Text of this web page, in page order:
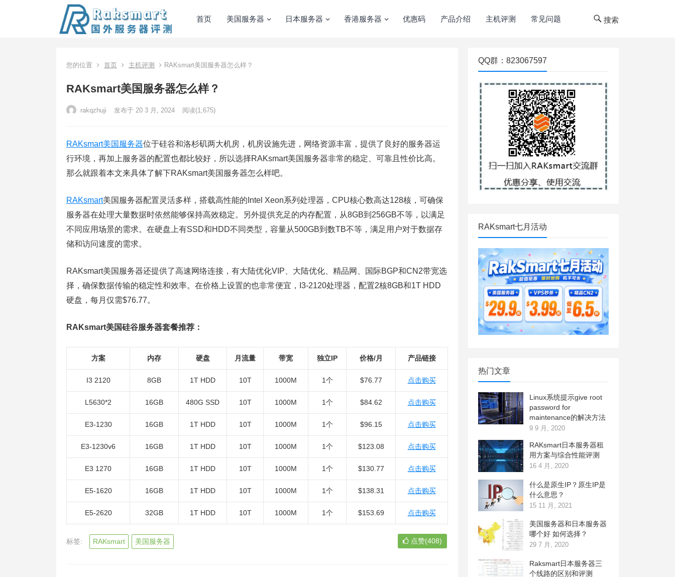
首页 美国服务器 日本服务器 香港服务器 优惠码 产品介绍 主机评测 常见问题 搜索
您的位置 首页 主机评测 RAKsmart美国服务器怎么样？
RAKsmart美国服务器怎么样？
rakqzhuji 发布于 20 3 月, 2024 阅读(1,675)
RAKsmart美国服务器位于硅谷和洛杉矶两大机房，机房设施先进，网络资源丰富，提供了良好的服务器运
行环境，再加上服务器的配置也都比较好，所以选择RAKsmart美国服务器非常的稳定、可靠且性价比高。
那么就跟着本文来具体了解下RAKsmart美国服务器怎么样吧。
RAKsmart美国服务器配置灵活多样，搭载高性能的Intel Xeon系列处理器，CPU核心数高达128核，可确保
服务器在处理大量数据时依然能够保持高效稳定。另外提供充足的内存配置，从8GB到256GB不等，以满足
不同应用场景的需求。在硬盘上有SSD和HDD不同类型，容量从500GB到数TB不等，满足用户对于数据存
储和访问速度的需求。
RAKsmart美国服务器还提供了高速网络连接，有大陆优化VIP、大陆优化、精品网、国际BGP和CN2带宽选
择，确保数据传输的稳定性和效率。在价格上设置的也非常便宜，I3-2120处理器，配置2核8GB和1T HDD
硬盘，每月仅需$76.77。
RAKsmart美国硅谷服务器套餐推荐：
方案 内存 硬盘 月流量 带宽 独立IP 价格/月 产品链接
I3 2120 8GB 1T HDD 10T 1000M 1个 $76.77 点击购买
L5630*2 16GB 480G SSD 10T 1000M 1个 $84.62 点击购买
E3-1230 16GB 1T HDD 10T 1000M 1个 $96.15 点击购买
E3-1230v6 16GB 1T HDD 10T 1000M 1个 $123.08 点击购买
E3 1270 16GB 1T HDD 10T 1000M 1个 $130.77 点击购买
E5-1620 16GB 1T HDD 10T 1000M 1个 $138.31 点击购买
E5-2620 32GB 1T HDD 10T 1000M 1个 $153.69 点击购买
标签: RAKsmart 美国服务器 点赞(408)
QQ群：823067597
RAKsmart七月活动
热门文章
Linux系统提示give root
password for
maintenance的解决方法
9 9 月, 2020
RAKsmart日本服务器租
用方案与综合性能评测
16 4 月, 2020
什么是原生IP？原生IP是
什么意思？
15 11 月, 2021
美国服务器和日本服务器
哪个好 如何选择？
29 7 月, 2020
Raksmart日本服务器三
个线路的区别和评测